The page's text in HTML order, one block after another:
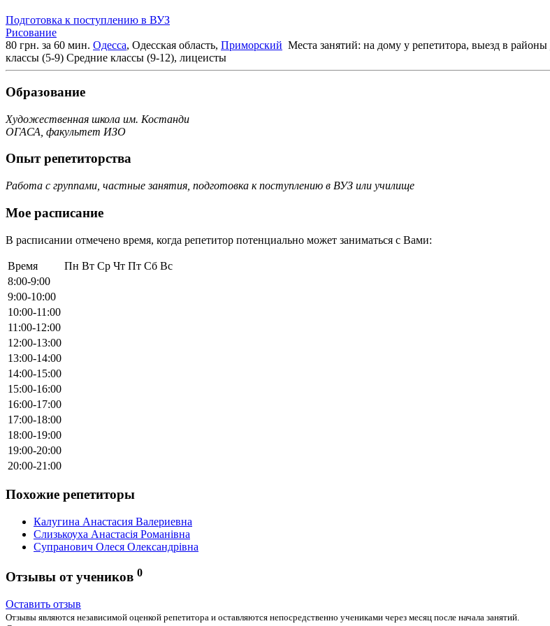
Подготовка к поступлению в ВУЗ
Рисование
80 грн. за 60 мин. Одесса, Одесская область, Приморский Места занятий: на дому у репетитора, выезд в районы
классы (5-9) Средние классы (9-12), лицеисты
Образование
Художественная школа им. Костанди
ОГАСА, факультет ИЗО
Опыт репетиторства
Работа с группами, частные занятия, подготовка к поступлению в ВУЗ или училище
Мое расписание
В расписании отмечено время, когда репетитор потенциально может заниматься с Вами:
Время Пн Вт Ср Чт Пт Сб Вс
8:00-9:00
9:00-10:00
10:00-11:00
11:00-12:00
12:00-13:00
13:00-14:00
14:00-15:00
15:00-16:00
16:00-17:00
17:00-18:00
18:00-19:00
19:00-20:00
20:00-21:00
Похожие репетиторы
Калугина Анастасия Валериевна
Слизькоуха Анастасія Романівна
Супранович Олеся Олександрівна
Отзывы от учеников 0
Оставить отзыв
Отзывы являются независимой оценкой репетитора и оставляются непосредственно учениками через месяц после начала занятий.